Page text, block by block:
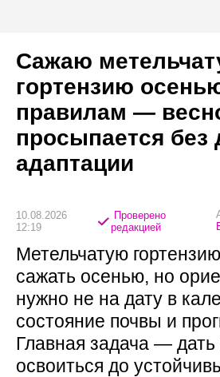
Сажаю
гортензию
правилам —
просыпается без
адаптации
10.08.2026
12:19
Проверено
редакцией
Метельчатую
сажать осенью, но
нужно не на дату в
состояние почвы и
Главная задача —
освоиться до